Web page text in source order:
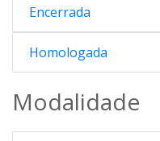
Encerrada
Homologada
Modalidade